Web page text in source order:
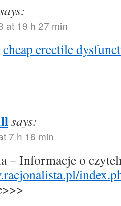
at 19 h 27 min
cheap erectile
says:
7 h 16 min
– Informacje o